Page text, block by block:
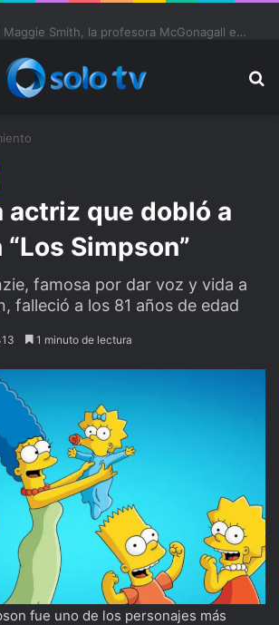
actriz que dobló a
Simpson”
famosa por dar voz y vida a
falleció a los 81 años de edad
1 minuto de lectura
fue uno de los personajes más